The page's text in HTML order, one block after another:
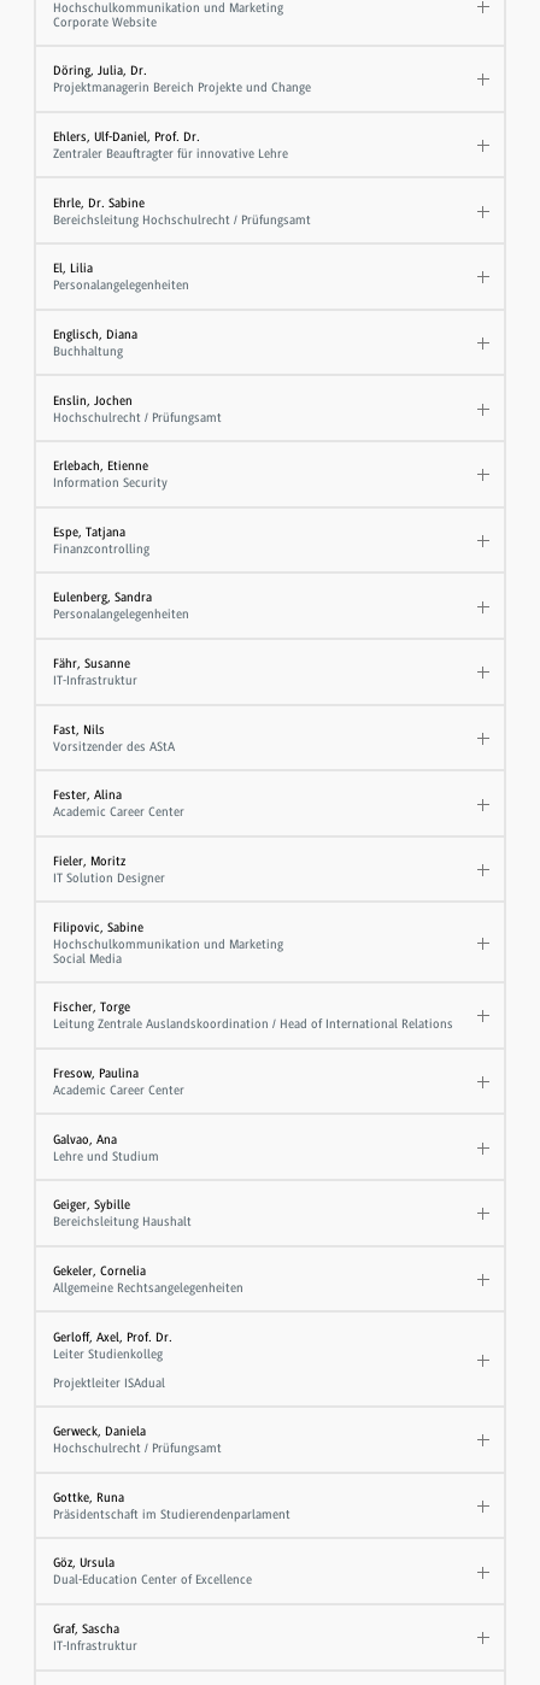
Hochschulkommunikation und Marketing
Corporate Website
Döring, Julia, Dr.
Projektmanagerin Bereich Projekte und Change
Ehlers, Ulf-Daniel, Prof. Dr.
Zentraler Beauftragter für innovative Lehre
Ehrle, Dr. Sabine
Bereichsleitung Hochschulrecht / Prüfungsamt
El, Lilia
Personalangelegenheiten
Englisch, Diana
Buchhaltung
Enslin, Jochen
Hochschulrecht / Prüfungsamt
Erlebach, Etienne
Information Security
Espe, Tatjana
Finanzcontrolling
Eulenberg, Sandra
Personalangelegenheiten
Fähr, Susanne
IT-Infrastruktur
Fast, Nils
Vorsitzender des AStA
Fester, Alina
Academic Career Center
Fieler, Moritz
IT Solution Designer
Filipovic, Sabine
Hochschulkommunikation und Marketing
Social Media
Fischer, Torge
Leitung Zentrale Auslandskoordination / Head of International Relations
Fresow, Paulina
Academic Career Center
Galvao, Ana
Lehre und Studium
Geiger, Sybille
Bereichsleitung Haushalt
Gekeler, Cornelia
Allgemeine Rechtsangelegenheiten
Gerloff, Axel, Prof. Dr.
Leiter Studienkolleg
Projektleiter ISAdual
Gerweck, Daniela
Hochschulrecht / Prüfungsamt
Gottke, Runa
Präsidentschaft im Studierendenparlament
Göz, Ursula
Dual-Education Center of Excellence
Graf, Sascha
IT-Infrastruktur